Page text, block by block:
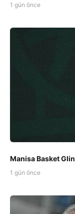
1 gün önce
Manisa Basket
1 gün önce